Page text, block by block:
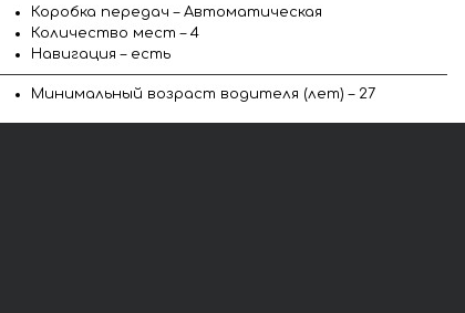
Коробка передач – Автоматическая
Количество мест – 4
Навигация – есть
Минимальный возраст водителя (лет) – 27